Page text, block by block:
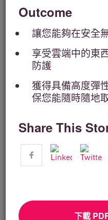
Outcome
讓您能夠在安全
享受雲端中的東
防護
獲得具備高度彈
保您能隨時隨地
Share This
下載
Search
by
Keyword